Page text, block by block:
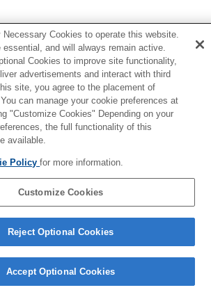
著作権
TP1001365850
フトウェアがVer.2.00未満の場合は下記URLの
さい。
ilc/2040/v1/ja/index.html
Cookies to operate this website.
essential, and will always remain active.
Cookies to improve site functionality,
advertisements and interact with third
site, you agree to the placement of
can manage your cookie preferences at
"Customize Cookies" Depending on your
the full functionality of this
available.
Policyfor more information.
Customize Cookies
Reject Optional Cookies
Accept Optional Cookies